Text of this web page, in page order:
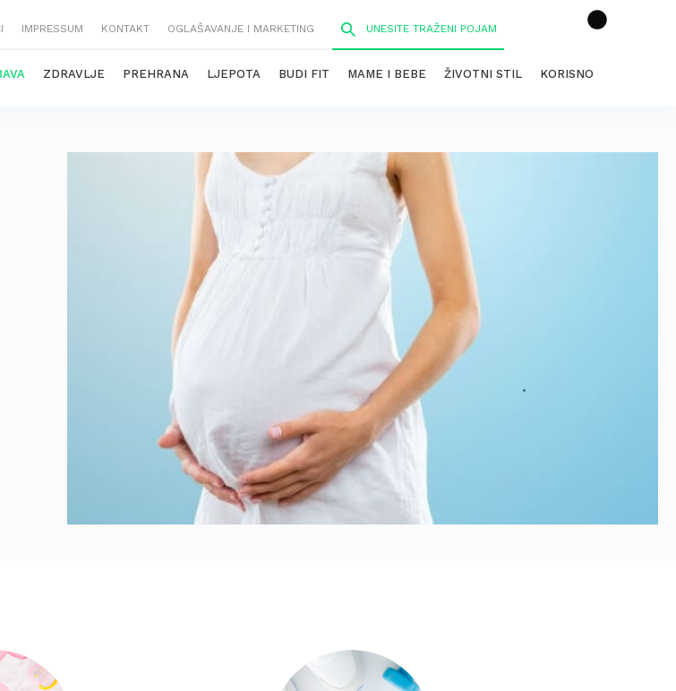
IMPRESSUM KONTAKT OGLAŠAVANJE I MARKETING
ZDRAVLJE PREHRANA LJEPOTA BUDI FIT MAME I BEBE ŽIVOTNI STIL KORISNO